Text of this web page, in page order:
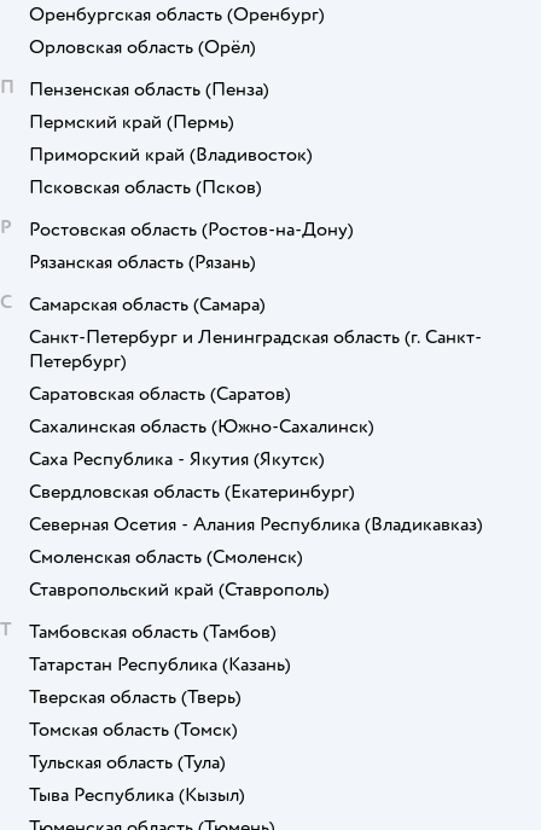
Оренбургская область (Оренбург)
Орловская область (Орёл)
П
Пензенская область (Пенза)
Пермский край (Пермь)
Приморский край (Владивосток)
Псковская область (Псков)
Р
Ростовская область (Ростов-на-Дону)
Рязанская область (Рязань)
С
Самарская область (Самара)
Санкт-Петербург и Ленинградская область (г. Санкт-
Петербург)
Саратовская область (Саратов)
Сахалинская область (Южно-Сахалинск)
Саха Республика - Якутия (Якутск)
Свердловская область (Екатеринбург)
Северная Осетия - Алания Республика (Владикавказ)
Смоленская область (Смоленск)
Ставропольский край (Ставрополь)
Т
Тамбовская область (Тамбов)
Татарстан Республика (Казань)
Тверская область (Тверь)
Томская область (Томск)
Тульская область (Тула)
Тыва Республика (Кызыл)